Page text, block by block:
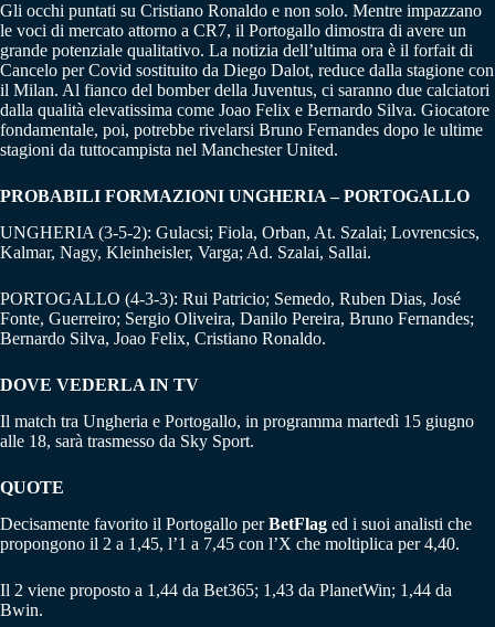
Gli occhi puntati su Cristiano Ronaldo e non solo. Mentre impazzano
le voci di mercato attorno a CR7, il Portogallo dimostra di avere un
grande potenziale qualitativo. La notizia dell’ultima ora è il forfait di
Cancelo per Covid sostituito da Diego Dalot, reduce dalla stagione con
il Milan. Al fianco del bomber della Juventus, ci saranno due calciatori
dalla qualità elevatissima come Joao Felix e Bernardo Silva. Giocatore
fondamentale, poi, potrebbe rivelarsi Bruno Fernandes dopo le ultime
stagioni da tuttocampista nel Manchester United.
PROBABILI FORMAZIONI UNGHERIA – PORTOGALLO
UNGHERIA (3-5-2): Gulacsi; Fiola, Orban, At. Szalai; Lovrencsics,
Kalmar, Nagy, Kleinheisler, Varga; Ad. Szalai, Sallai.
PORTOGALLO (4-3-3): Rui Patricio; Semedo, Ruben Dias, José
Fonte, Guerreiro; Sergio Oliveira, Danilo Pereira, Bruno Fernandes;
Bernardo Silva, Joao Felix, Cristiano Ronaldo.
DOVE VEDERLA IN TV
Il match tra Ungheria e Portogallo, in programma martedì 15 giugno
alle 18, sarà trasmesso da Sky Sport.
QUOTE
Decisamente favorito il Portogallo perBetFlag ed i suoi analisti che
propongono il 2 a 1,45, l’1 a 7,45 con l’X che moltiplica per 4,40.
Il 2 viene proposto a 1,44 da Bet365; 1,43 da PlanetWin; 1,44 da
Bwin.